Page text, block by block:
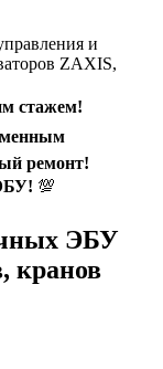
и
ZAXIS,
стажем!
ремонт!
💯
ЭБУ
кранов